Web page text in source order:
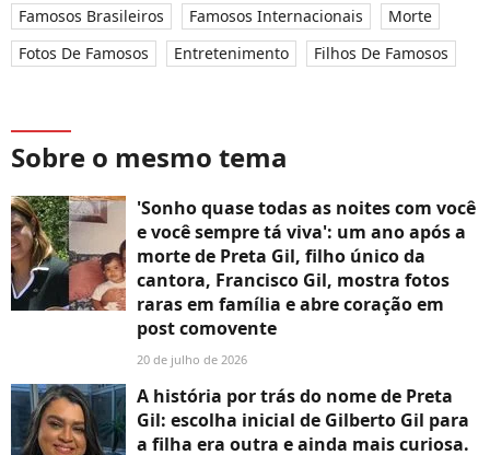
Famosos Brasileiros Famosos Internacionais
Morte
Fotos De Famosos
Entretenimento Filhos De Famosos
Sobre o mesmo tema
'Sonho quase todas as noites com você
e você sempre tá viva': um ano após a
morte de Preta Gil, filho único da
cantora, Francisco Gil, mostra fotos
raras em família e abre coração em
post comovente
20 de julho de 2026
A história por trás do nome de Preta
Gil: escolha inicial de Gilberto Gil para
a filha era outra e ainda mais curiosa.